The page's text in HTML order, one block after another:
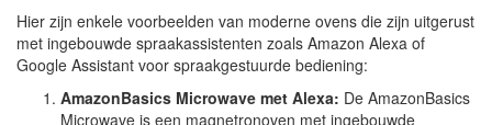
Hier zijn enkele voorbeelden van moderne ovens die zijn uitgerust
met ingebouwde spraakassistenten zoals Amazon Alexa of
Google Assistant voor spraakgestuurde bediening:
AmazonBasics Microwave met Alexa: De AmazonBasics
Microwave is een magnetronoven met ingebouwde